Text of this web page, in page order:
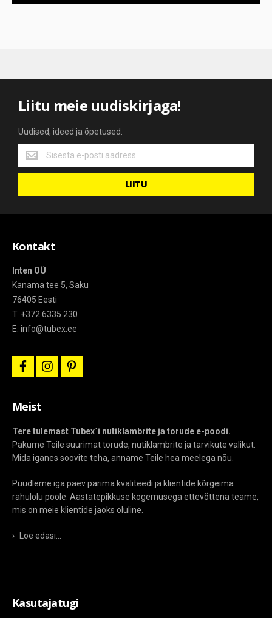
Liitu meie uudiskirjaga!
Uudised, ideed ja õpetused.
Uudised,
ideed
ja
LIITU
Kontakt
Inten OÜ
Kanama tee 5, Saku
76405 Eesti
T. +372 6335 230
E. info@tubex.ee
f
a
b
o
k
i
n
a
m
p
i
s
t
Meist
Tere tulemast Tubex`i nutiklambrite ja torude e-poodi.
Pakume Teile suurimat torude, nutiklambrite ja tarvikute valikut.
Mida iganes soovite teha, anname Teile hea meelega nõu.
Püüdleme iga päev parima kvaliteedi ja klientide kõrgeima
rahulolu poole. Aastatepikkuse kogemusega ettevõttena teame,
mis on meie klientide jaoks oluline.
› Loe edasi...
Kasutajatugi